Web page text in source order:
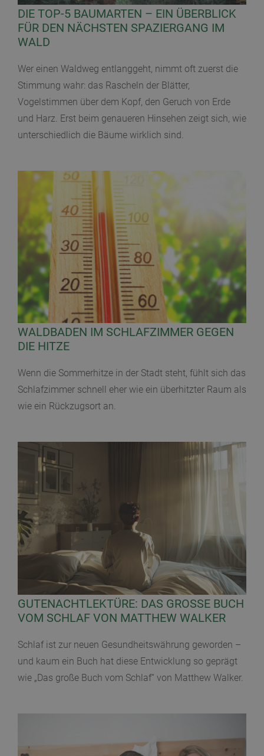
DIE TOP-5 BAUMARTEN – EIN ÜBERBLICK
FÜR DEN NÄCHSTEN SPAZIERGANG IM
WALD
Wer einen Waldweg entlanggeht, nimmt oft zuerst die
Stimmung wahr: das Rascheln der Blätter,
Vogelstimmen über dem Kopf, den Geruch von Erde
und Harz. Erst beim genaueren Hinsehen zeigt sich, wie
unterschiedlich die Bäume wirklich sind.
WALDBADEN IM SCHLAFZIMMER GEGEN
DIE HITZE
Wenn die Sommerhitze in der Stadt steht, fühlt sich das
Schlafzimmer schnell eher wie ein überhitzter Raum als
wie ein Rückzugsort an.
GUTENACHTLEKTÜRE: DAS GROSSE BUCH V
OM SCHLAF VON MATTHEW WALKER
Schlaf ist zur neuen Gesundheitswährung geworden –
und kaum ein Buch hat diese Entwicklung so geprägt
wie „Das große Buch vom Schlaf“ von Matthew Walker.